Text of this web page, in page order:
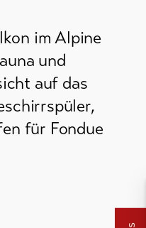
im Alpine
und
auf das
für Fondue